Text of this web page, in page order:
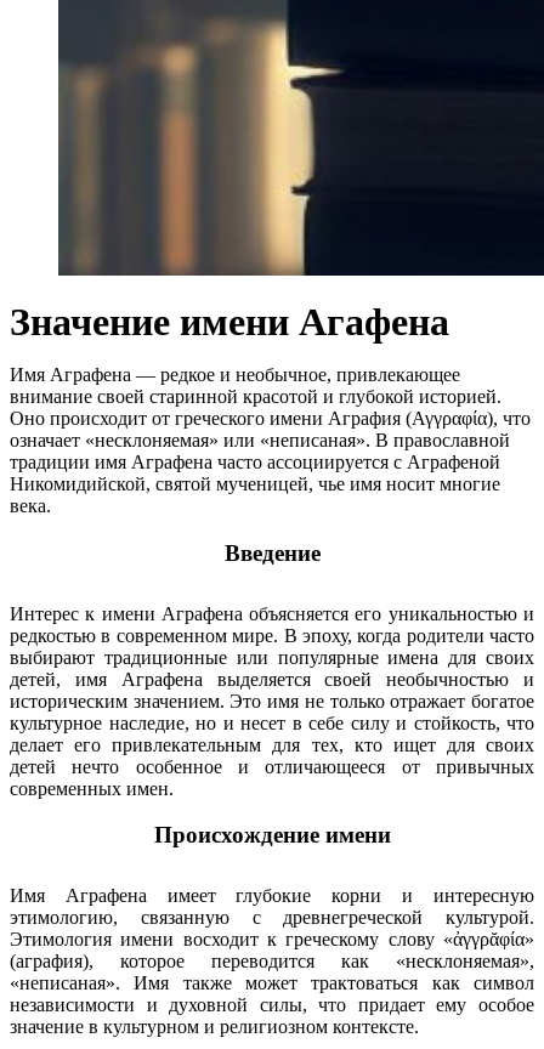
Значение имени Агафена
Имя Аграфена — редкое и необычное, привлекающее
внимание своей старинной красотой и глубокой историей.
Оно происходит от греческого имени Аграфия (Αγγραφία), что
означает «несклоняемая» или «неписаная». В православной
традиции имя Аграфена часто ассоциируется с Аграфеной
Никомидийской, святой мученицей, чье имя носит многие
века.
Введение
Интерес к имени Аграфена объясняется его уникальностью и
редкостью в современном мире. В эпоху, когда родители часто
выбирают традиционные или популярные имена для своих
детей, имя Аграфена выделяется своей необычностью и
историческим значением. Это имя не только отражает богатое
культурное наследие, но и несет в себе силу и стойкость, что
делает его привлекательным для тех, кто ищет для своих
детей нечто особенное и отличающееся от привычных
современных имен.
Происхождение имени
Имя Аграфена имеет глубокие корни и интересную
этимологию, связанную с древнегреческой культурой.
Этимология имени восходит к греческому слову «ἀγγρᾰφία»
(аграфия), которое переводится как «несклоняемая»,
«неписаная». Имя также может трактоваться как символ
независимости и духовной силы, что придает ему особое
значение в культурном и религиозном контексте.